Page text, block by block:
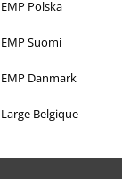
EMP Polska
EMP Suomi
EMP Danmark
Large Belgique